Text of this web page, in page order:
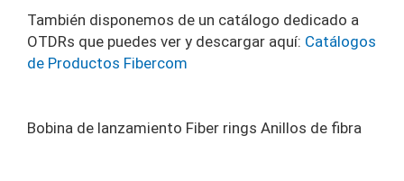
También disponemos de un catálogo dedicado a
OTDRs que puedes ver y descargar aquí: Catálogos
de Productos Fibercom
Bobina de lanzamiento Fiber rings Anillos de fibra